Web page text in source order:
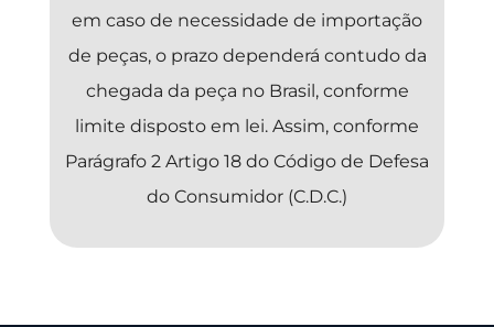
em caso de necessidade de importação
de peças, o prazo dependerá contudo da
chegada da peça no Brasil, conforme
limite disposto em lei. Assim, conforme
Parágrafo 2 Artigo 18 do Código de Defesa
do Consumidor (C.D.C.)